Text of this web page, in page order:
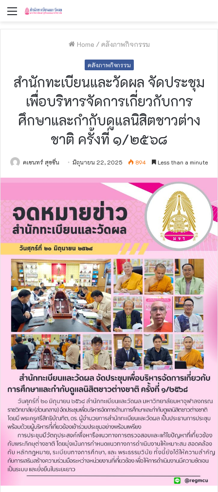
Menu
Home / คลังภาพกิจกรรม
คลังภาพกิจกรรม
สำนักทะเบียนและวัดผล จัดประชุม
เพื่อบริหารจัดการเกี่ยวกับการ
ศึกษาและกำกับดูแลนิสิตชาวต่าง
ชาติ ครั้งที่ ๑/๒๕๖๘
คเชนทร์ สุขชื่น มิถุนายน 22, 2025 894 Less than a minute